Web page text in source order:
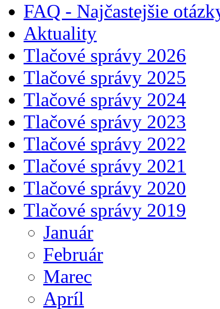
FAQ - Najčastejšie
Aktuality
Tlačové správy 2026
Tlačové správy 2025
Tlačové správy 2024
Tlačové správy 2023
Tlačové správy 2022
Tlačové správy 2021
Tlačové správy 2020
Tlačové správy 2019
Január
Február
Marec
Apríl